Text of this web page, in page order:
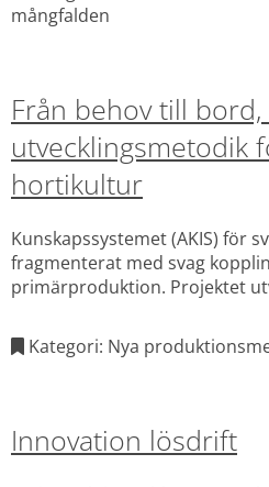
mångfalden
Från behov till bord,
utvecklingsmetodik
hortikultur
Kunskapssystemet (AKIS) för
fragmenterat med svag
primärproduktion. Projektet
forskning och rådgivning.
Kategori: Nya
Innovation lösdrift